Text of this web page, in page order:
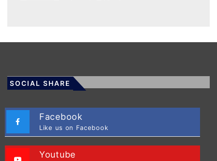
SOCIAL SHARE
Facebook
Like us on Facebook
Youtube